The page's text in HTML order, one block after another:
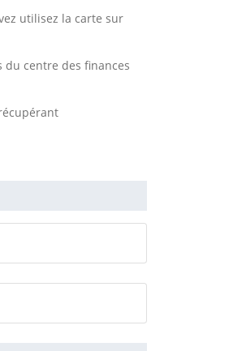
utilisez la carte sur
du centre des finances